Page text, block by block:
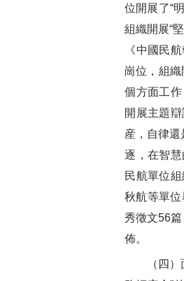
位開展了“
組織開展“
《中國民
崗位，組
個方面工
開展主題
産，自律還
逐，在智
民航單位
秋航等單位
秀徵文56
佈。
（四）面